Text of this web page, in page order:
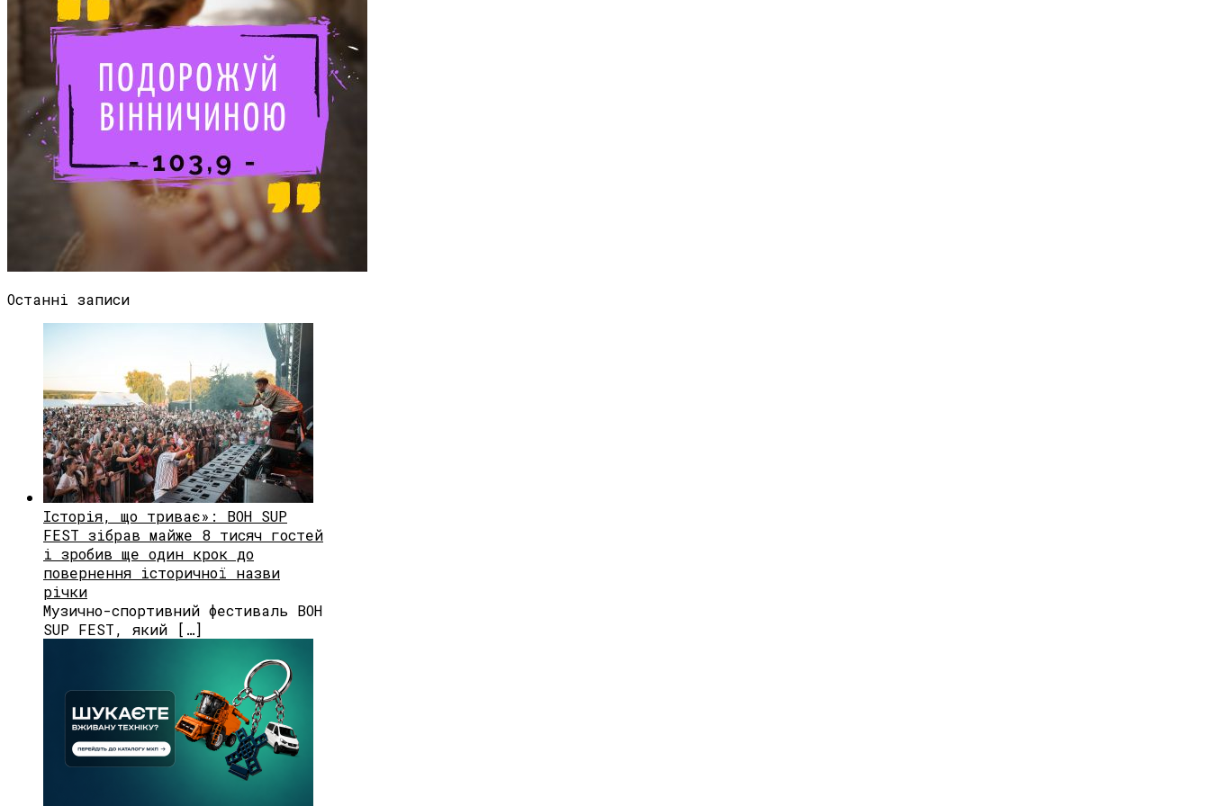
Останні записи
Історія, що триває»: BOH SUP
FEST зібрав майже 8 тисяч гостей
і зробив ще один крок до
повернення історичної назви
річки
Музично-спортивний фестиваль BOH
SUP FEST, який […]